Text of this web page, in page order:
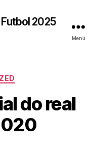
2025
Menú
do real